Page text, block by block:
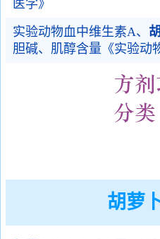
医学》
实验动物血中维生素A、
胆碱、肌醇含量《实验动
胡萝